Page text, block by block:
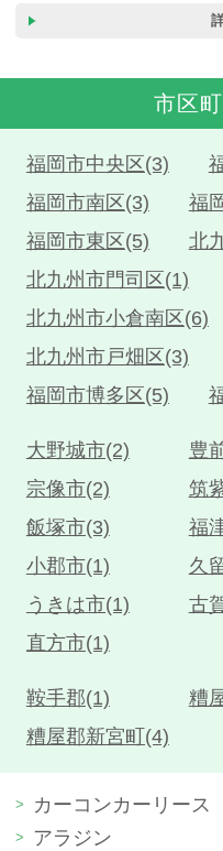
市区
福岡市中央区(3)
福岡市南区(3)
福
福岡市東区(5)
北
北九州市門司区(1)
北九州市小倉南区(6)
北九州市戸畑区(3)
福岡市博多区(5)
大野城市(2) 豊
宗像市(2)
筑
飯塚市(3)
福
小郡市(1)
久
うきは市(1)
古
直方市(1)
鞍手郡(1)
糟
糟屋郡新宮町(4)
カーコンカーリース
アラジン